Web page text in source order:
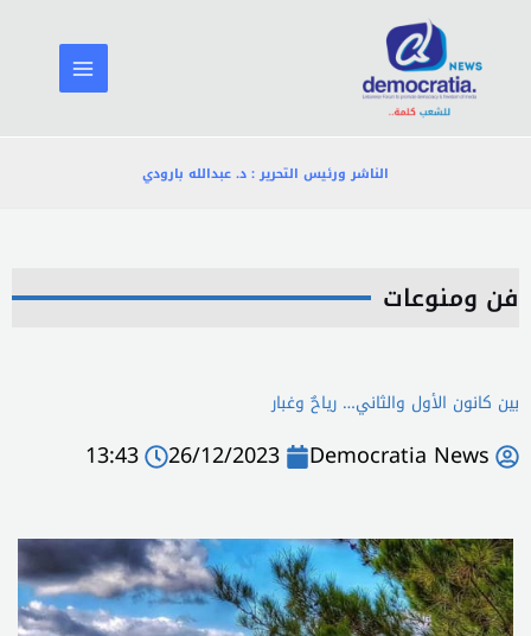
المحتوى
الناشر ورئيس التحرير : د. عبدالله بارودي
فن ومنوعات
بين كانون الأول والثاني… رياحٌ وغبار
Democratia News
26/12/2023
13:43